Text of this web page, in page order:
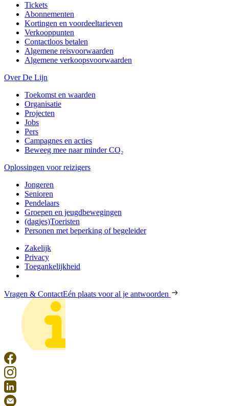
Tickets
Abonnementen
Kortingen en voordeeltarieven
Verkooppunten
Contactloos betalen
Algemene reisvoorwaarden
Algemene verkoopsvoorwaarden
Over De Lijn
Toekomst en waarden
Organisatie
Projecten
Jobs
Pers
Campagnes en acties
Beweeg mee naar minder CO₂
Oplossingen voor reizigers
Jongeren
Senioren
Pendelaars
Groepen en jeugdbewegingen
(dagjes)Toeristen
Personen met beperking of begeleider
Zakelijk
Privacy
Toegankelijkheid
Vragen & ContactEén plaats voor al je antwoorden